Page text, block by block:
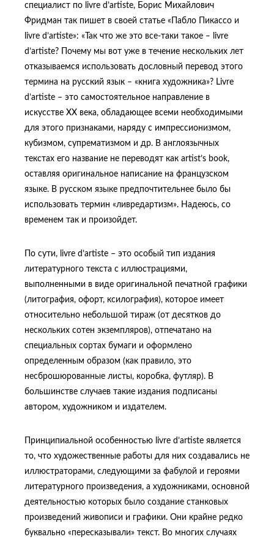
специалист по livre d’artiste, Борис Михайлович
Фридман так пишет в своей статье «Пабло Пикассо и
livre d’artiste»: «Так что же это все-таки такое ‒ livre
d’artiste? Почему мы вот уже в течение нескольких лет
отказываемся использовать дословный перевод этого
термина на русский язык – «книга художника»? Livre
d’artiste – это самостоятельное направление в
искусстве ХХ века, обладающее всеми необходимыми
для этого признаками, наряду с импрессионизмом,
кубизмом, супрематизмом и др. В англоязычных
текстах его название не переводят как artist’s book,
оставляя оригинальное написание на французском
языке. В русском языке предпочтительнее было бы
использовать термин «ливредартизм». Надеюсь, со
временем так и произойдет.
По сути, livre d’artiste – это особый тип издания
литературного текста с иллюстрациями,
выполненными в виде оригинальной печатной графики
(литография, офорт, ксилография), которое имеет
относительно небольшой тираж (от десятков до
нескольких сотен экземпляров), отпечатано на
специальных сортах бумаги и оформлено
определенным образом (как правило, это
несброшюрованные листы, коробка, футляр). В
большинстве случаев такие издания подписаны
автором, художником и издателем.
Принципиальной особенностью livre d’artiste является
то, что художественные работы для них создавались не
иллюстраторами, следующими за фабулой и героями
литературного произведения, а художниками, основной
деятельностью которых было создание станковых
произведений живописи и графики. Они крайне редко
буквально «пересказывали» текст. Во многих случаях